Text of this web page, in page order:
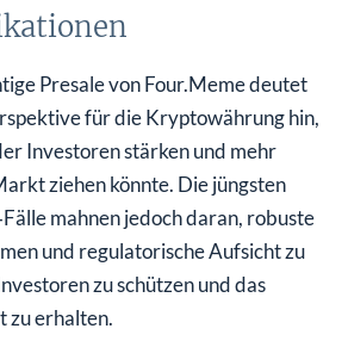
Presale von Four.Meme deutet
für die Kryptowährung hin,
Investoren stärken und mehr
ziehen könnte. Die jüngsten
mahnen jedoch daran, robuste
und regulatorische Aufsicht zu
zu schützen und das
zu erhalten.